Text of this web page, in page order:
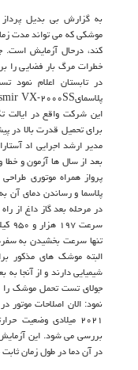
به گزارش بی بدیل پرداز
موشکی که می تواند مدت
کند، درحال آزمایش است.
خطرات مرگ بار فضایی را
این شرکت واقع در ایالت
برای تحمیل قدرت بالا در
مدیر ارشد اجرایی اد
پرواز همراه موتوری
در مرحله بعد گاز داغ از
تنها سرعت بخشیدن به
البته موشک های مذکور
شیمیایی دارند و از آنجا
جولای تست تحمل موشک را
نمود: الان اصلاحات موتور
بررسی می شود. این
در آن دما در طول زمان